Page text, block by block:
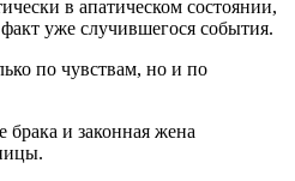
в апатическом состоянии,
уже случившегося события.
по чувствам, но и по
и законная жена